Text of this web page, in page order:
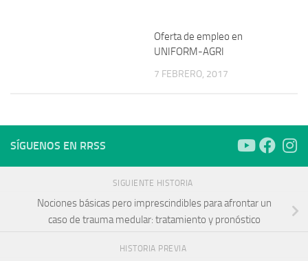
Oferta de empleo en
UNIFORM-AGRI
7 FEBRERO, 2017
SÍGUENOS EN RRSS
SIGUIENTE HISTORIA
Nociones básicas pero imprescindibles para afrontar un
caso de trauma medular: tratamiento y pronóstico
HISTORIA PREVIA